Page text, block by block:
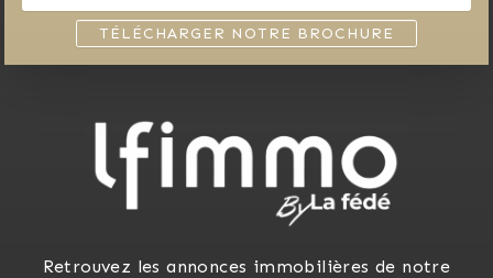
TÉLÉCHARGER NOTRE BROCHURE
Retrouvez les annonces immobilières de notre